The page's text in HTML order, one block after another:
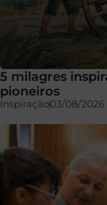
5 milagres
pioneiros
Inspiração03/08/2026